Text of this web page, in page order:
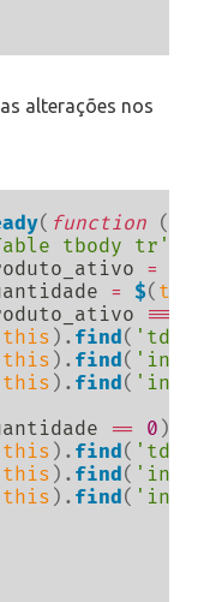
alterações nos
( function (
tbody tr'
=
= $( this
===
this ) . find( 'td'
this ) . find(
this ) . find(
== 0 )
this ) . find( 'td'
this ) . find(
this ) . find(